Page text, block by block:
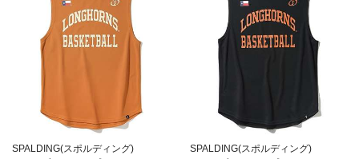
SPALDING(スポルディング)
SPALDING(スポルディング)